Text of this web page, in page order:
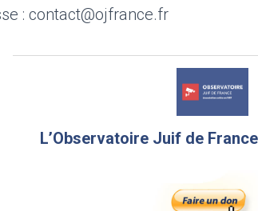
: contact@ojfrance.fr
L’Observatoire Juif de